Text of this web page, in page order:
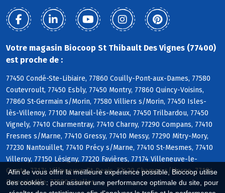
Afin de vous offrir la meilleure expérience possible, Biocoop utilise
des cookies : pour assurer une performance optimale du site, pour
Votre magasin Biocoop St Thibault Des Vignes (77400)
est proche de :
77450 Condé-Ste-Libiaire, 77860 Couilly-Pont-aux-Dames, 77580
Coutevroult, 77450 Esbly, 77450 Montry, 77860 Quincy-Voisins,
77860 St-Germain s/Morin, 77580 Villiers s/Morin, 77450 Isles-
lès-Villenoy, 77100 Mareuil-lès-Meaux, 77450 Trilbardou, 77450
Vignely, 77410 Charmentray, 77410 Charny, 77290 Compans, 77410
Fresnes s/Marne, 77410 Gressy, 77410 Messy, 77290 Mitry-Mory,
77230 Nantouillet, 77410 Précy s/Marne, 77410 St-Mesmes, 77410
Villeroy, 77150 Lésigny, 77220 Favières, 77174 Villeneuve-le-
Comte, 77174 Villeneuve-St-Denis, 77420 Champs s/Marne, 77184
Emerainville, 77500 Chelles